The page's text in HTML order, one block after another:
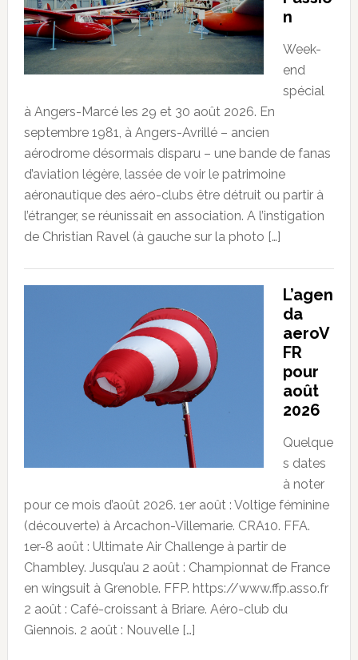
n
Week-
end
spécial
à Angers-Marcé les 29 et 30 août 2026. En
septembre 1981, à Angers-Avrillé – ancien
aérodrome désormais disparu – une bande de fanas
d’aviation légère, lassée de voir le patrimoine
aéronautique des aéro-clubs être détruit ou partir à
l’étranger, se réunissait en association. A l’instigation
de Christian Ravel (à gauche sur la photo […]
L’agen
da
aeroV
FR
pour
août
2026
Quelque
s dates
à noter
pour ce mois d’août 2026. 1er août : Voltige féminine
(découverte) à Arcachon-Villemarie. CRA10. FFA.
1er-8 août : Ultimate Air Challenge à partir de
Chambley. Jusqu’au 2 août : Championnat de France
en wingsuit à Grenoble. FFP. https://www.ffp.asso.fr
2 août : Café-croissant à Briare. Aéro-club du
Giennois. 2 août : Nouvelle […]